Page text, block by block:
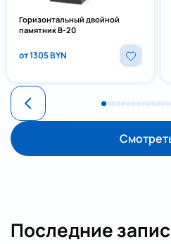
Горизонтальный двойной
памятник В-20
от 1305 BYN
Последние